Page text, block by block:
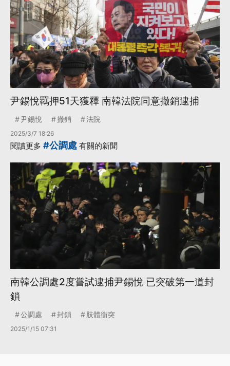
尹錫悅羈押51天獲釋 南韓法院同意撤銷逮捕
尹錫悅 撤銷 法院
2025/3/7 18:26
閱讀更多 #公調處 有關的新聞
南韓公調處2度嘗試逮捕尹錫悅 已突破第一道封
鎖
公調處 封鎖 肢體衝突
2025/1/15 07:31